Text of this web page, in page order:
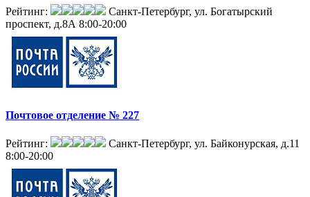
Рейтинг:
Санкт-Петербург, ул. Богатырский
проспект, д.8А 8:00-20:00
Почтовое отделение № 227
Рейтинг:
Санкт-Петербург, ул. Байконурская, д.11
8:00-20:00